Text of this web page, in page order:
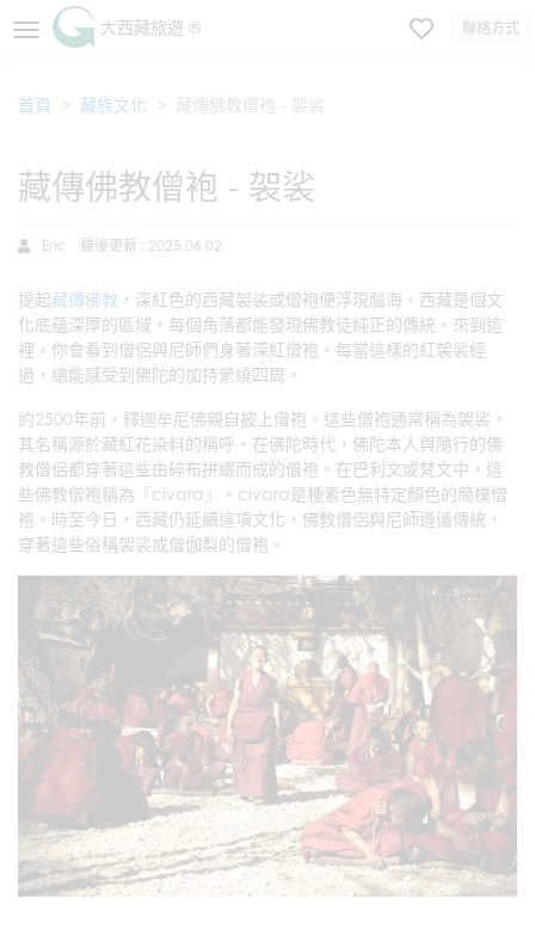
大西藏旅遊 ® 聯絡方式
首頁 藏族文化 藏傳佛教僧袍 - 袈裟
藏傳佛教僧袍 - 袈裟
Eric 最後更新 : 2025.06.02
提起藏傳佛教 ，深紅色的西藏袈裟或僧袍便浮現腦海。西藏是個文
化底蘊深厚的區域，每個角落都能發現佛教徒純正的傳統。來到這
裡，你會看到僧侶與尼師們身著深紅僧袍。每當這樣的紅袈裟經
過，總能感受到佛陀的加持縈繞四周。
約2500年前，釋迦牟尼佛親自披上僧袍。這些僧袍通常稱為袈裟，
其名稱源於藏紅花染料的稱呼。在佛陀時代，佛陀本人與隨行的佛
教僧侶都穿著這些由碎布拼綴而成的僧袍。在巴利文或梵文中，這
些佛教僧袍稱為『civara』。civara是種素色無特定顏色的簡樸僧
袍。時至今日，西藏仍延續這項文化，佛教僧侶與尼師遵循傳統，
穿著這些俗稱袈裟或僧伽梨的僧袍。